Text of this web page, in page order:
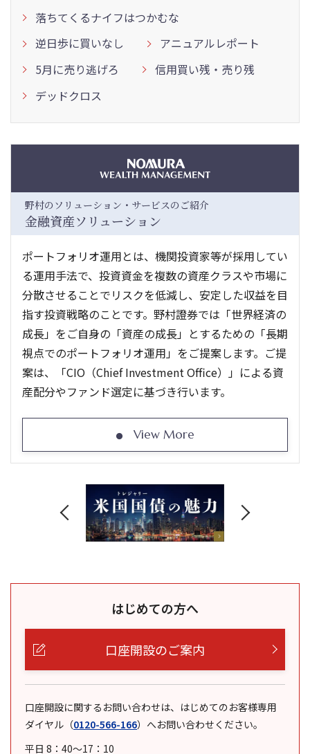
落ちてくるナイフはつかむな
逆日歩に買いなし
アニュアルレポート
5月に売り逃げろ
信用買い残・売り残
デッドクロス
野村のソリューション・サービスのご紹介
金融資産ソリューション
ポートフォリオ運用とは、機関投資家等が採用してい
る運用手法で、投資資金を複数の資産クラスや市場に
分散させることでリスクを低減し、安定した収益を目
指す投資戦略のことです。野村證券では「世界経済の
成長」をご自身の「資産の成長」とするための「長期
視点でのポートフォリオ運用」をご提案します。ご提
案は、「CIO（Chief Investment Office）」による資
産配分やファンド選定に基づき行います。
View More
はじめての方へ
口座開設のご案内
口座開設に関するお問い合わせは、はじめてのお客様専用
ダイヤル （0120-566-166） へお問い合わせください。
平日 8：40～17：10